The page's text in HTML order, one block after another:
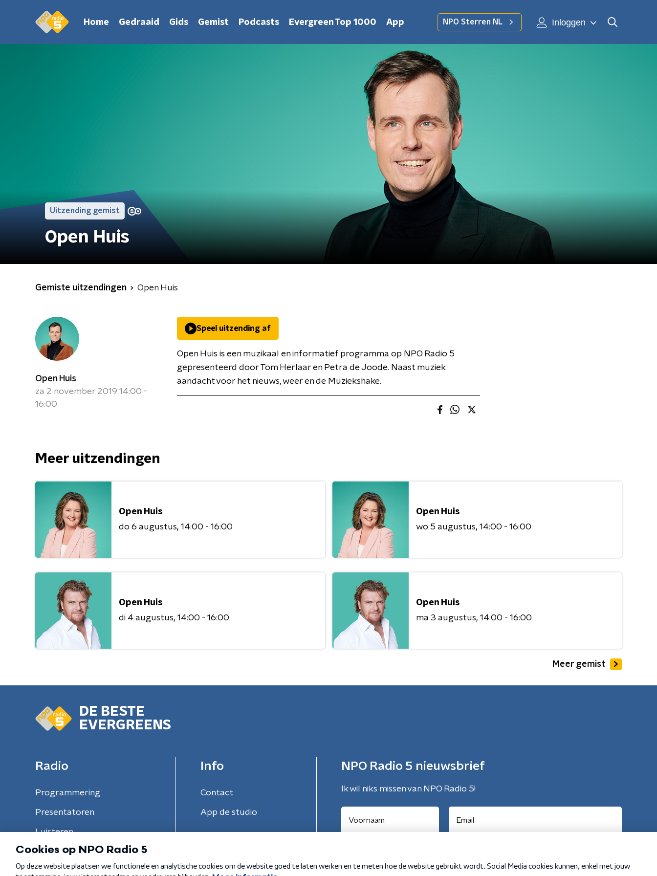
Home Gedraaid Gids Gemist Podcasts Evergreen Top 1000 App NPO Sterren NL Inloggen
Uitzending gemist
Open Huis
Gemiste uitzendingen Open Huis
Open Huis
za 2 november 2019 14:00 -
16:00
Speel uitzending af
Open Huis is een muzikaal en informatief programma op NPO Radio 5
gepresenteerd door Tom Herlaar en Petra de Joode. Naast muziek
aandacht voor het nieuws, weer en de Muziekshake.
Meer uitzendingen
Open Huis
do 6 augustus 14:00 - 16:00
Open Huis
wo 5 augustus 14:00 - 16:00
Open Huis
di 4 augustus 14:00 - 16:00
Open Huis
ma 3 augustus 14:00 - 16:00
Meer gemist
DE BESTE
EVERGREENS
Radio
Programmering
Presentatoren
Luisteren
Info
Contact
App de studio
NPO Radio 5 nieuwsbrief
Ik wil niks missen van NPO Radio 5!